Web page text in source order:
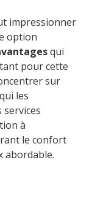
impressionner
option
qui
pour cette
sur
les
à
le confort
abordable.